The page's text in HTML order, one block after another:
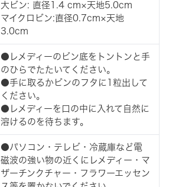
大ビン: 直径1.4 cm×天地5.0cm
マイクロビン:直径0.7cm×天地
3.0cm
●レメディーのビン底をトントンと手
のひらでたたいてください。
●手に取るかビンのフタに1粒出して
ください。
●レメディーを口の中に入れて自然に
溶けるのを待ちます。
●パソコン・テレビ・冷蔵庫など電
磁波の強い物の近くにレメディー・マ
ザーチンクチャー・フラワーエッセン